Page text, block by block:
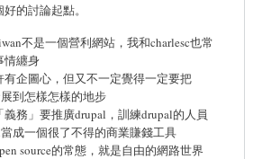
的討論起點。
不是一個營利網站，我和charlesc也常
情纏身
有企圖心，但又不一定覺得一定要把
到怎樣怎樣的地步
義務」要推廣drupal，訓練drupal的人員
成一個很了不得的商業賺錢工具
source的常態，就是自由的網路世界